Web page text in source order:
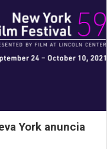
York anuncia